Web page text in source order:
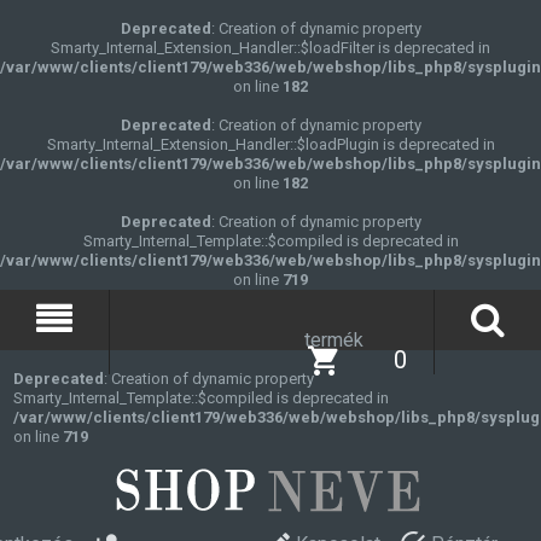
Deprecated : Creation of dynamic property
Smarty_Internal_Extension_Handler::$loadFilter is deprecated in
/var/www/clients/client179/web336/web/webshop/libs_php8/
on line 182
Deprecated : Creation of dynamic property
Smarty_Internal_Extension_Handler::$loadPlugin is deprecated in
/var/www/clients/client179/web336/web/webshop/libs_php8/
on line 182
Deprecated : Creation of dynamic property
Smarty_Internal_Template::$compiled is deprecated in
/var/www/clients/client179/web336/web/webshop/libs_php8/
on line 719
Deprecated : Creation of dynamic property
Smarty_Internal_Template::$compiled is deprecated in
/var/www/clients/client179/web336/web/webshop/libs_php8/
on line 719
0
termék